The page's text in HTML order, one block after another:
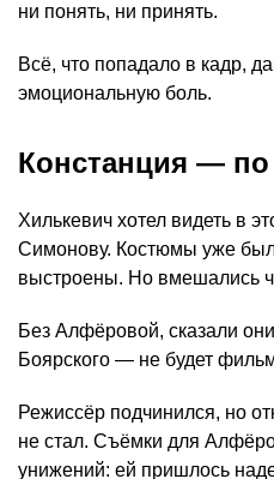
ни понять, ни принять.
Всё, что попадало в кадр,
эмоциональную боль.
Констанция — по
Хилькевич хотел видеть в
Симонову. Костюмы уже
выстроены. Но вмешались
Без Алфёровой, сказали
Боярского — не будет
Режиссёр подчинился, но
не стал. Съёмки для
унижений: ей пришлось